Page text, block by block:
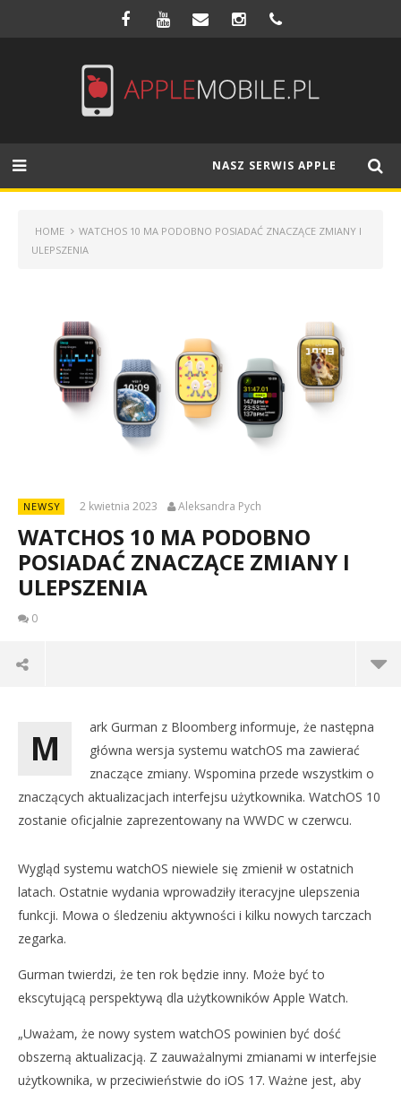
NASZ SERWIS APPLE
HOME
WATCHOS 10 MA PODOBNO POSIADAĆ ZNACZĄCE ZMIANY I
ULEPSZENIA
NEWSY 2 kwietnia 2023 Aleksandra Pych
WATCHOS 10 MA PODOBNO
POSIADAĆ ZNACZĄCE ZMIANY I
ULEPSZENIA
0
WATCHOS 10 MA PODOBNO POSIADAĆ ZNACZĄCE
kwietnia
2023
Aleksandra
Pych
M
ark Gurman z Bloomberg informuje, że następna
główna wersja systemu watchOS ma zawierać
znaczące zmiany. Wspomina przede wszystkim o
znaczących aktualizacjach interfejsu użytkownika. WatchOS 10
zostanie oficjalnie zaprezentowany na WWDC w czerwcu.
Wygląd systemu watchOS niewiele się zmienił w ostatnich
latach. Ostatnie wydania wprowadziły iteracyjne ulepszenia
funkcji. Mowa o śledzeniu aktywności i kilku nowych tarczach
zegarka.
Gurman twierdzi, że ten rok będzie inny. Może być to
ekscytującą perspektywą dla użytkowników Apple Watch.
„Uważam, że nowy system watchOS powinien być dość
obszerną aktualizacją. Z zauważalnymi zmianami w interfejsie
użytkownika, w przeciwieństwie do iOS 17. Ważne jest, aby